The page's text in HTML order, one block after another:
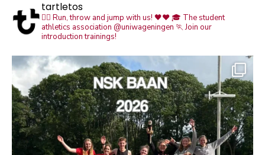
tartletos
🏃‍♀️ Run, throw and jump with us! 🖤❤️🎓 The student
athletics association @uniwageningen 🏃 Join our
introduction trainings!